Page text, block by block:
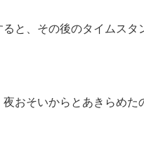
と、その後のタイムスタ
おそいからとあきらめた